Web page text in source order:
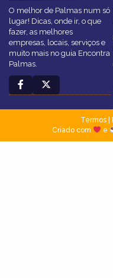
O melhor de Palmas num só
lugar! Dicas, onde ir, o que
fazer, as melhores
empresas, locais, serviços e
muito mais no guia Encontra
Palmas.
Termos|
Criado com
e